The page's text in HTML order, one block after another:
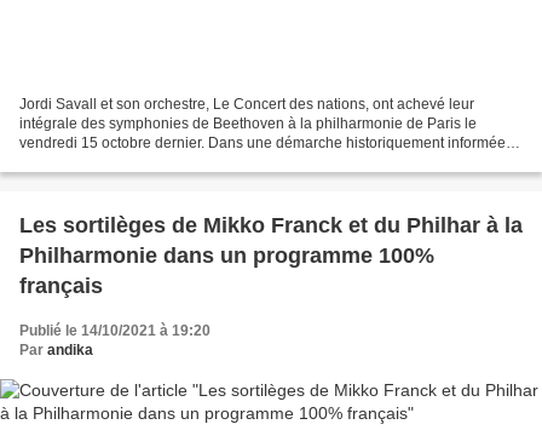
Jordi Savall et son orchestre, Le Concert des nations, ont achevé leur
intégrale des symphonies de Beethoven à la philharmonie de Paris le
vendredi 15 octobre dernier. Dans une démarche historiquement informée,
Les sortilèges de Mikko Franck et du Philhar à la
Philharmonie dans un programme 100%
français
Publié le 14/10/2021 à 19:20
Par andika